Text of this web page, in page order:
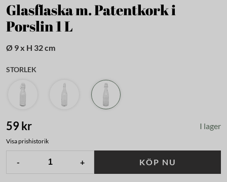
Glasflaska m. Patentkork i
Porslin 1 L
Ø 9 x H 32 cm
STORLEK
59 kr I lager
Visa prishistorik
- + KÖP NU